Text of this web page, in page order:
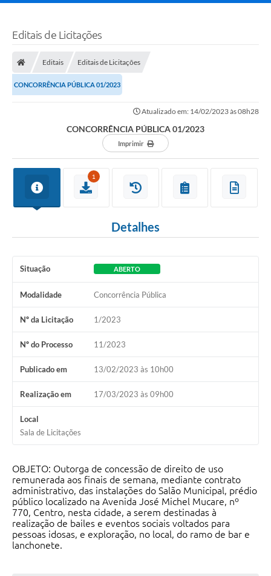
Editais de Licitações
Editais Editais de Licitações
CONCORRÊNCIA PÚBLICA 01/2023
Atualizado em: 14/02/2023 às 08h28
CONCORRÊNCIA PÚBLICA 01/2023
Imprimir
1
Detalhes
Situação ABERTO
Modalidade Concorrência Pública
Nº da Licitação 1/2023
Nº do Processo 11/2023
Publicado em 13/02/2023 às 10h00
Realização em 17/03/2023 às 09h00
Local
Sala de Licitações
OBJETO: Outorga de concessão de direito de uso
remunerada aos finais de semana, mediante contrato
administrativo, das instalações do Salão Municipal, prédio
público localizado na Avenida José Michel Mucare, nº
770, Centro, nesta cidade, a serem destinadas à
realização de bailes e eventos sociais voltados para
pessoas idosas, e exploração, no local, do ramo de bar e
lanchonete.